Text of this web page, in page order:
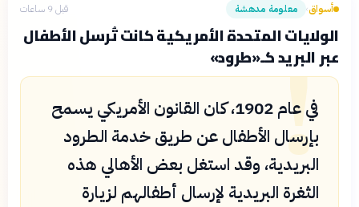
أسواق› معلومة مدهشة قبل 9 ساعات
الولايات المتحدة الأمريكية كانت تُرسل الأطفال
عبر البريد كـ«طرود»
!
في عام 1902، كان القانون الأمريكي يسمح
بإرسال الأطفال عن طريق خدمة الطرود
البريدية، وقد استغل بعض الأهالي هذه
الثغرة البريدية لإرسال أطفالهم لزيارة